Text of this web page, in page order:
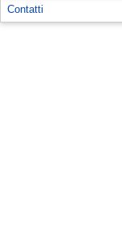
Contatti